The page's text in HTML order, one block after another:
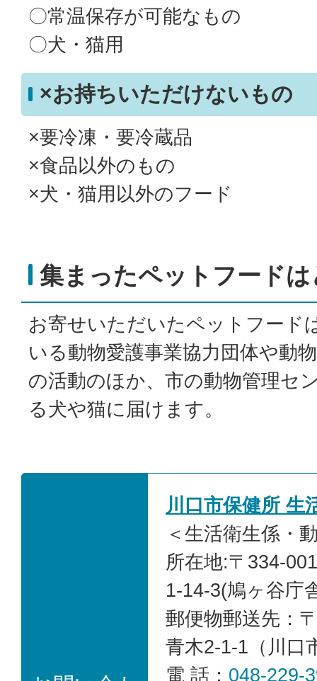
〇常温保存が可能なもの
〇犬・猫用
×お持ちいただけないもの
×要冷凍・要冷蔵品
×食品以外のもの
×犬・猫用以外のフード
集まったペットフード
お寄せいただいたペットフード
いる動物愛護事業協力団体や動
の活動のほか、市の動物管理セ
る犬や猫に届けます。
川口市保健所 生
＜生活衛生係・
所在地:〒334-
1-14-3(鳩ヶ谷庁
郵便物郵送先：
青木2-1-1（川口
電 話： 048-229-